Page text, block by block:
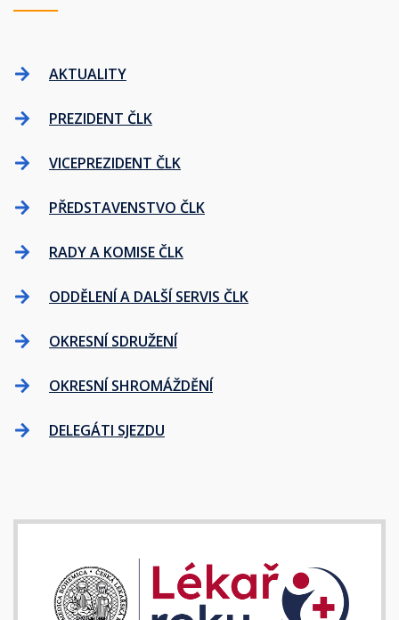
AKTUALITY
PREZIDENT ČLK
VICEPREZIDENT ČLK
PŘEDSTAVENSTVO ČLK
RADY A KOMISE ČLK
ODDĚLENÍ A DALŠÍ SERVIS ČLK
OKRESNÍ SDRUŽENÍ
OKRESNÍ SHROMÁŽDĚNÍ
DELEGÁTI SJEZDU